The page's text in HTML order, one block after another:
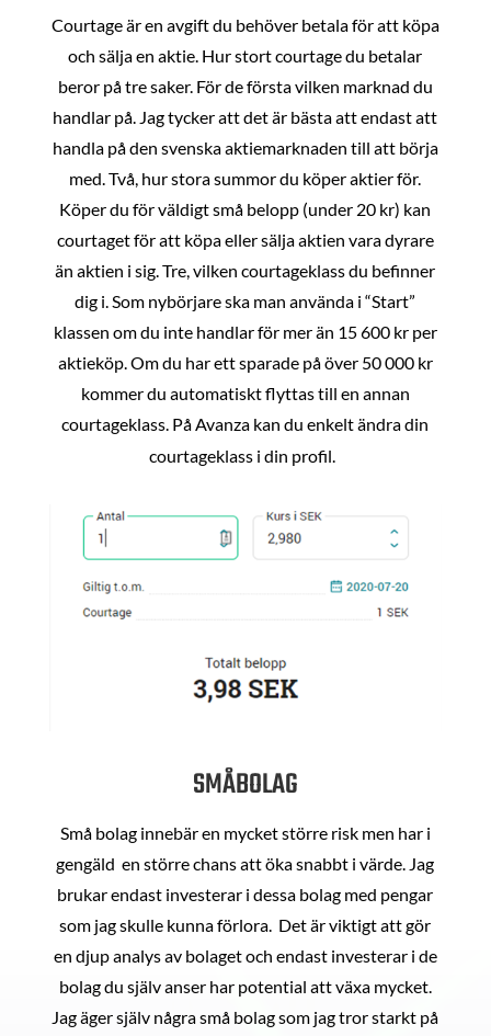
Courtage är en avgift du behöver betala för att köpa
och sälja en aktie. Hur stort courtage du betalar
beror på tre saker. För de första vilken marknad du
handlar på. Jag tycker att det är bästa att endast att
handla på den svenska aktiemarknaden till att börja
med. Två, hur stora summor du köper aktier för.
Köper du för väldigt små belopp (under 20 kr) kan
courtaget för att köpa eller sälja aktien vara dyrare
än aktien i sig. Tre, vilken courtageklass du befinner
dig i. Som nybörjare ska man använda i “Start”
klassen om du inte handlar för mer än 15 600 kr per
aktieköp. Om du har ett sparade på över 50 000 kr
kommer du automatiskt flyttas till en annan
courtageklass. På Avanza kan du enkelt ändra din
courtageklass i din profil.
SMÅBOLAG
Små bolag innebär en mycket större risk men har i
gengäld en större chans att öka snabbt i värde. Jag
brukar endast investerar i dessa bolag med pengar
som jag skulle kunna förlora. Det är viktigt att gör
en djup analys av bolaget och endast investerar i de
bolag du själv anser har potential att växa mycket.
Jag äger själv några små bolag som jag tror starkt på